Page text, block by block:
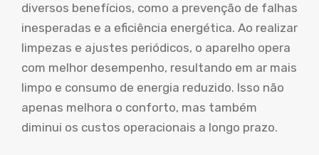
diversos benefícios, como a prevenção de falhas
inesperadas e a eficiência energética. Ao realizar
limpezas e ajustes periódicos, o aparelho opera
com melhor desempenho, resultando em ar mais
limpo e consumo de energia reduzido. Isso não
apenas melhora o conforto, mas também
diminui os custos operacionais a longo prazo.